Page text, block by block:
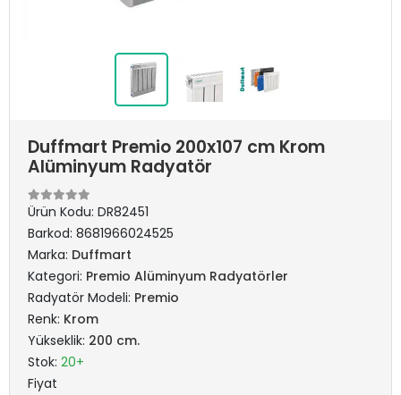
Duffmart Premio 200x107 cm Krom
Alüminyum Radyatör
Ürün Kodu: DR82451
Barkod: 8681966024525
Marka: Duffmart
Kategori: Premio Alüminyum Radyatörler
Radyatör Modeli: Premio
Renk: Krom
Yükseklik: 200 cm.
Stok: 20+
Fiyat